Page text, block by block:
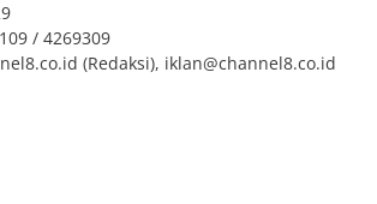
/ 4269309
(Redaksi), iklan@channel8.co.id